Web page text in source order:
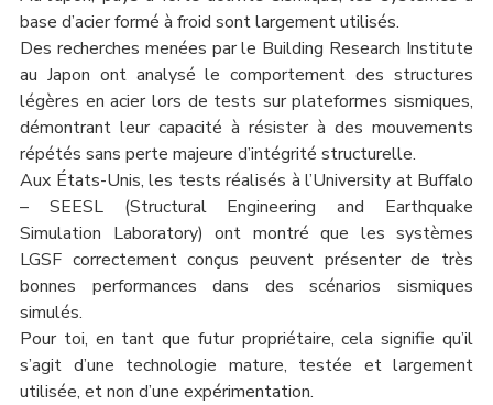
base d’acier formé à froid sont largement utilisés.
Des recherches menées par le Building Research Institute
au Japon ont analysé le comportement des structures
légères en acier lors de tests sur plateformes sismiques,
démontrant leur capacité à résister à des mouvements
répétés sans perte majeure d’intégrité structurelle.
Aux États-Unis, les tests réalisés à l’University at Buffalo
– SEESL (Structural Engineering and Earthquake
Simulation Laboratory) ont montré que les systèmes
LGSF correctement conçus peuvent présenter de très
bonnes performances dans des scénarios sismiques
simulés.
Pour toi, en tant que futur propriétaire, cela signifie qu’il
s’agit d’une technologie mature, testée et largement
utilisée, et non d’une expérimentation.